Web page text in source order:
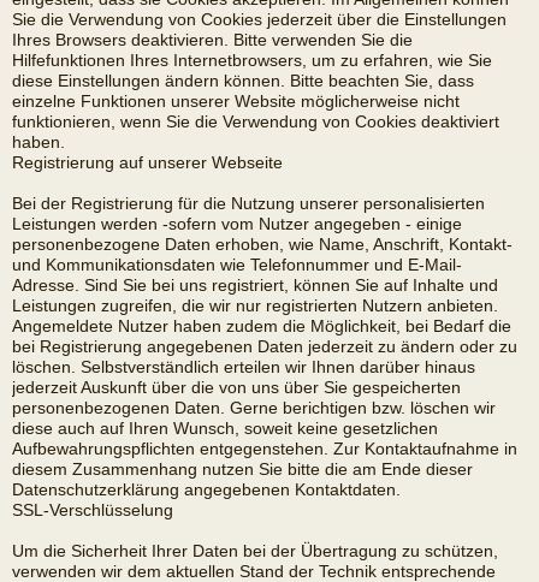
Sie die Verwendung von Cookies jederzeit über die Einstellungen
Ihres Browsers deaktivieren. Bitte verwenden Sie die
Hilfefunktionen Ihres Internetbrowsers, um zu erfahren, wie Sie
diese Einstellungen ändern können. Bitte beachten Sie, dass
einzelne Funktionen unserer Website möglicherweise nicht
funktionieren, wenn Sie die Verwendung von Cookies deaktiviert
haben.
Registrierung auf unserer Webseite
Bei der Registrierung für die Nutzung unserer personalisierten
Leistungen werden -sofern vom Nutzer angegeben - einige
personenbezogene Daten erhoben, wie Name, Anschrift, Kontakt-
und Kommunikationsdaten wie Telefonnummer und E-Mail-
Adresse. Sind Sie bei uns registriert, können Sie auf Inhalte und
Leistungen zugreifen, die wir nur registrierten Nutzern anbieten.
Angemeldete Nutzer haben zudem die Möglichkeit, bei Bedarf die
bei Registrierung angegebenen Daten jederzeit zu ändern oder zu
löschen. Selbstverständlich erteilen wir Ihnen darüber hinaus
jederzeit Auskunft über die von uns über Sie gespeicherten
personenbezogenen Daten. Gerne berichtigen bzw. löschen wir
diese auch auf Ihren Wunsch, soweit keine gesetzlichen
Aufbewahrungspflichten entgegenstehen. Zur Kontaktaufnahme in
diesem Zusammenhang nutzen Sie bitte die am Ende dieser
Datenschutzerklärung angegebenen Kontaktdaten.
SSL-Verschlüsselung
Um die Sicherheit Ihrer Daten bei der Übertragung zu schützen,
verwenden wir dem aktuellen Stand der Technik entsprechende